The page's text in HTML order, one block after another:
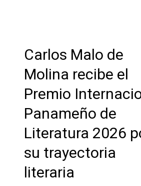
Carlos Malo de
Molina recibe el
Premio
Panameño de
Literatura 2026
su trayectoria
literaria